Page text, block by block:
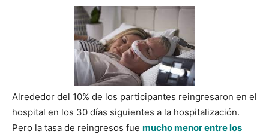
Alrededor del 10% de los participantes reingresaron en el
hospital en los 30 días siguientes a la hospitalización.
Pero la tasa de reingresos fue mucho menor entre los